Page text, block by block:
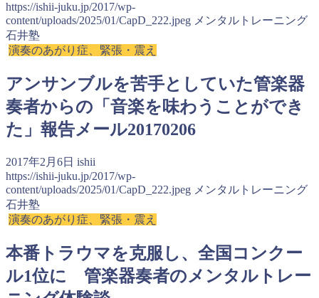
https://ishii-juku.jp/2017/wp-
content/uploads/2025/01/CapD_222.jpeg メンタルトレーニング
石井塾
演奏のあがり症、緊張・震え
アンサンブルを苦手としていた管楽器
奏者からの「音楽を味わうことができ
た」報告メール20170206
2017年2月6日 ishii
https://ishii-juku.jp/2017/wp-
content/uploads/2025/01/CapD_222.jpeg メンタルトレーニング
石井塾
演奏のあがり症、緊張・震え
本番トラウマを克服し、全国コンクー
ル1位に 管楽器奏者のメンタルトレー